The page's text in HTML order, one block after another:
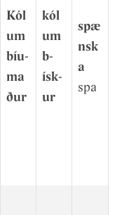
Kól
um
bíu­
ma
ður
kól
um
b­
ísk­
ur
spæ
nsk
a
spa